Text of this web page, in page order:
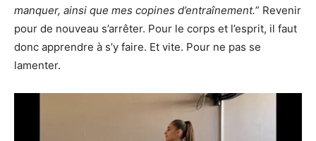
manquer, ainsi que mes copines d’entraînement.” Revenir
pour de nouveau s’arrêter. Pour le corps et l’esprit, il faut
donc apprendre à s’y faire. Et vite. Pour ne pas se
lamenter.